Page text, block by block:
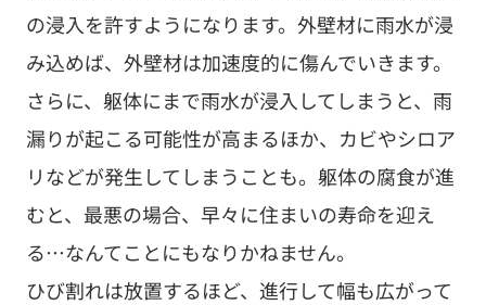
の浸入を許すようになります。外壁材に雨水が浸
み込めば、外壁材は加速度的に傷んでいきます。
さらに、躯体にまで雨水が浸入してしまうと、雨
漏りが起こる可能性が高まるほか、カビやシロア
リなどが発生してしまうことも。躯体の腐食が進
むと、最悪の場合、早々に住まいの寿命を迎え
る…なんてことにもなりかねません。
ひび割れは放置するほど、進行して幅も広がって